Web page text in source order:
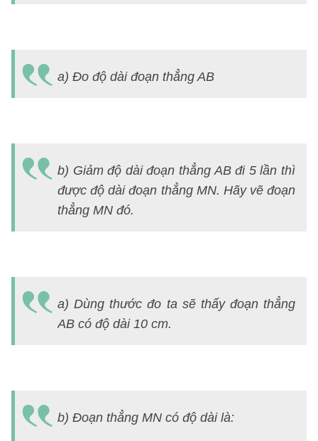
a) Đo độ dài đoạn thẳng AB
b) Giảm độ dài đoạn thẳng AB đi 5 lần thì
được độ dài đoạn thẳng MN. Hãy vẽ đoạn
thẳng MN đó.
a) Dùng thước đo ta sẽ thấy đoạn thẳng
AB có độ dài 10 cm.
b) Đoạn thẳng MN có độ dài là: